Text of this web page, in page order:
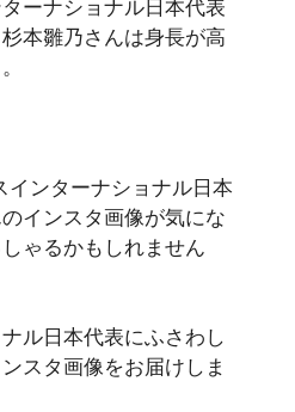
ーナショナル日本代表
本雛乃さんは身長が高
ンターナショナル日本
インスタ画像が気にな
ゃるかもしれません
ル日本代表にふさわし
スタ画像をお届けしま